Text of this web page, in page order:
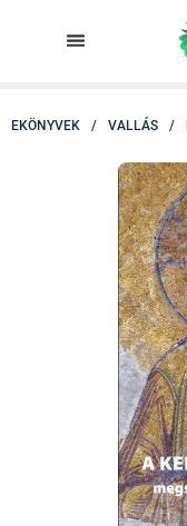
EKÖNYVEK / VALLÁS /